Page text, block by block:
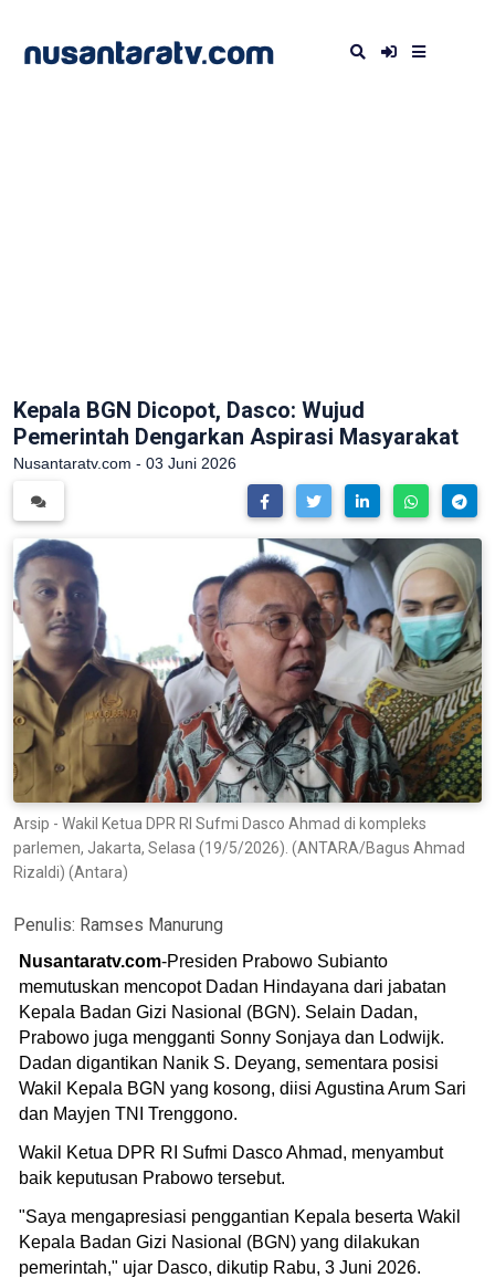
Kepala BGN Dicopot, Dasco: Wujud
Pemerintah Dengarkan Aspirasi Masyarakat
Nusantaratv.com - 03 Juni 2026
Arsip - Wakil Ketua DPR RI Sufmi Dasco Ahmad di kompleks
parlemen, Jakarta, Selasa (19/5/2026). (ANTARA/Bagus Ahmad
Rizaldi) (Antara)
Penulis: Ramses Manurung
Nusantaratv.com-Presiden Prabowo Subianto
memutuskan mencopot Dadan Hindayana dari jabatan
Kepala Badan Gizi Nasional (BGN). Selain Dadan,
Prabowo juga mengganti Sonny Sonjaya dan Lodwijk.
Dadan digantikan Nanik S. Deyang, sementara posisi
Wakil Kepala BGN yang kosong, diisi Agustina Arum Sari
dan Mayjen TNI Trenggono.
Wakil Ketua DPR RI Sufmi Dasco Ahmad, menyambut
baik keputusan Prabowo tersebut.
"Saya mengapresiasi penggantian Kepala beserta Wakil
Kepala Badan Gizi Nasional (BGN) yang dilakukan
pemerintah," ujar Dasco, dikutip Rabu, 3 Juni 2026.